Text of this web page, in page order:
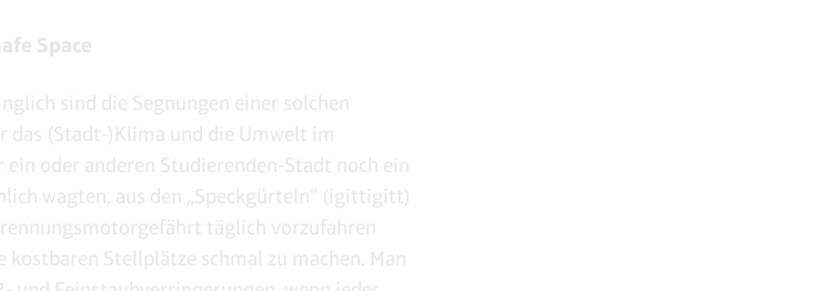
Space
sind die Segnungen einer solchen
das (Stadt-)Klima und die Umwelt im
ein oder anderen Studierenden-Stadt noch ein
wagten, aus den „Speckgürteln“ (igittigitt)
täglich vorzufahren
kostbaren Stellplätze schmal zu machen. Man